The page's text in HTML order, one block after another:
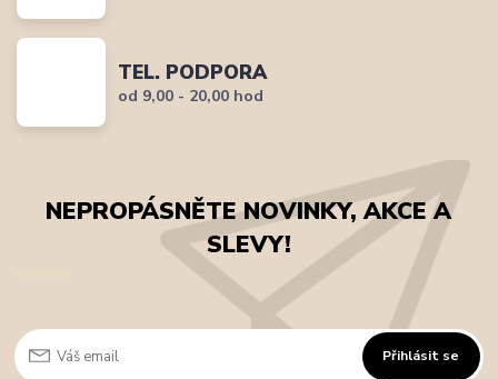
TEL. PODPORA
od 9,00 - 20,00 hod
NEPROPÁSNĚTE NOVINKY, AKCE A
SLEVY!
Přihlásit se